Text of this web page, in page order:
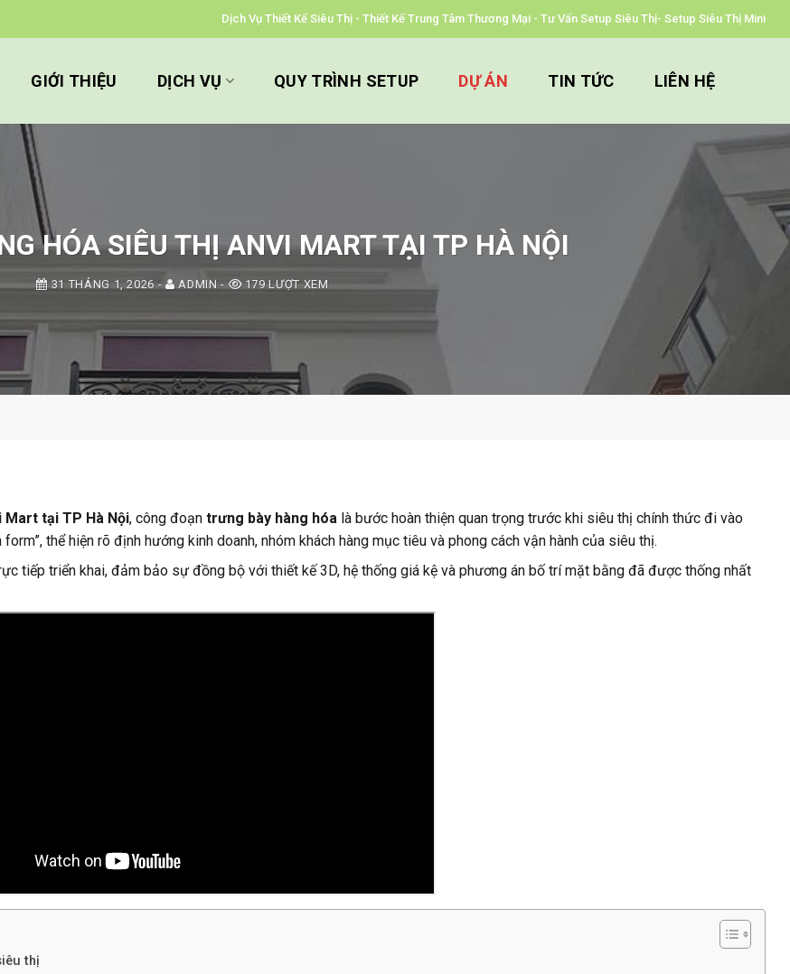
Dịch Vụ Thiết Kế Siêu Thị - Thiết Kế Trung Tâm Thương Mại - Tư Vấn Setup Siêu Thị- Setup Siêu Thị Mini
GIỚI THIỆU DỊCH VỤ QUY TRÌNH SETUP DỰ ÁN TIN TỨC LIÊN HỆ
HÓA SIÊU THỊ ANVI MART TẠI TP HÀ NỘI
31 THÁNG 1, 2026 - ADMIN - 179 LƯỢT XEM
tại TP Hà Nội, công đoạn trưng bày hàng hóa là bước hoàn thiện quan trọng trước khi siêu thị chính thức đi vào
thể hiện rõ định hướng kinh doanh, nhóm khách hàng mục tiêu và phong cách vận hành của siêu thị.
tiếp triển khai, đảm bảo sự đồng bộ với thiết kế 3D, hệ thống giá kệ và phương án bố trí mặt bằng đã được thống nhất
thị